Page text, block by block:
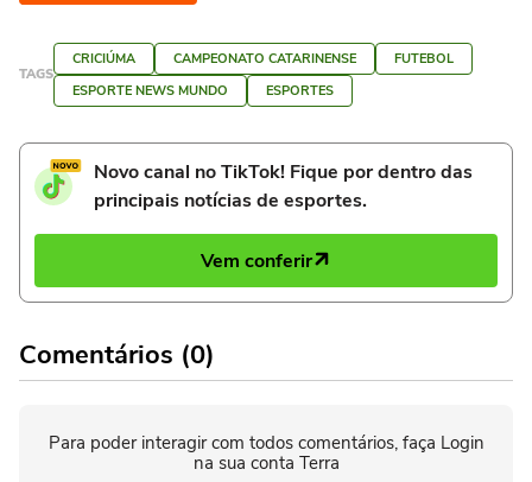
TAGS
CRICIÚMA CAMPEONATO CATARINENSE
FUTEBOL
ESPORTE NEWS MUNDO
ESPORTES
Novo canal no TikTok! Fique por dentro das
principais notícias de esportes.
Vem conferir
Comentários (0)
Para poder interagir com todos comentários, faça Login
na sua conta Terra